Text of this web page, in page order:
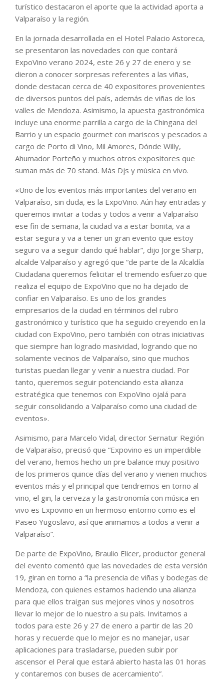
turístico destacaron el aporte que la actividad aporta a
Valparaíso y la región.
En la jornada desarrollada en el Hotel Palacio Astoreca,
se presentaron las novedades con que contará
ExpoVino verano 2024, este 26 y 27 de enero y se
dieron a conocer sorpresas referentes a las viñas,
donde destacan cerca de 40 expositores provenientes
de diversos puntos del país, además de viñas de los
valles de Mendoza. Asimismo, la apuesta gastronómica
incluye una enorme parrilla a cargo de la Chingana del
Barrio y un espacio gourmet con mariscos y pescados a
cargo de Porto di Vino, Mil Amores, Dónde Willy,
Ahumador Porteño y muchos otros expositores que
suman más de 70 stand. Más Djs y música en vivo.
«Uno de los eventos más importantes del verano en
Valparaíso, sin duda, es la ExpoVino. Aún hay entradas y
queremos invitar a todas y todos a venir a Valparaíso
ese fin de semana, la ciudad va a estar bonita, va a
estar segura y va a tener un gran evento que estoy
seguro va a seguir dando qué hablar”, dijo Jorge Sharp,
alcalde Valparaíso y agregó que “de parte de la Alcaldía
Ciudadana queremos felicitar el tremendo esfuerzo que
realiza el equipo de ExpoVino que no ha dejado de
confiar en Valparaíso. Es uno de los grandes
empresarios de la ciudad en términos del rubro
gastronómico y turístico que ha seguido creyendo en la
ciudad con ExpoVino, pero también con otras iniciativas
que siempre han logrado masividad, logrando que no
solamente vecinos de Valparaíso, sino que muchos
turistas puedan llegar y venir a nuestra ciudad. Por
tanto, queremos seguir potenciando esta alianza
estratégica que tenemos con ExpoVino ojalá para
seguir consolidando a Valparaíso como una ciudad de
eventos».
Asimismo, para Marcelo Vidal, director Sernatur Región
de Valparaíso, precisó que “Expovino es un imperdible
del verano, hemos hecho un pre balance muy positivo
de los primeros quince días del verano y vienen muchos
eventos más y el principal que tendremos en torno al
vino, el gin, la cerveza y la gastronomía con música en
vivo es Expovino en un hermoso entorno como es el
Paseo Yugoslavo, así que animamos a todos a venir a
Valparaíso”.
De parte de ExpoVino, Braulio Elicer, productor general
del evento comentó que las novedades de esta versión
19, giran en torno a “la presencia de viñas y bodegas de
Mendoza, con quienes estamos haciendo una alianza
para que ellos traigan sus mejores vinos y nosotros
llevar lo mejor de lo nuestro a su país. Invitamos a
todos para este 26 y 27 de enero a partir de las 20
horas y recuerde que lo mejor es no manejar, usar
aplicaciones para trasladarse, pueden subir por
ascensor el Peral que estará abierto hasta las 01 horas
y contaremos con buses de acercamiento”.